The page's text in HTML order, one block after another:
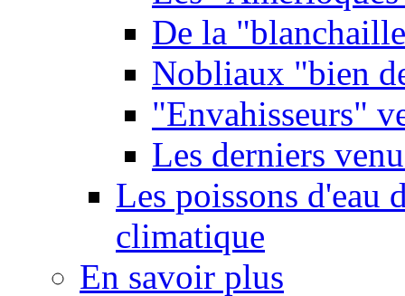
De la
Nobliaux "bien
"Envahisseurs"
Les derniers
Les poissons d'eau
climatique
En savoir plus